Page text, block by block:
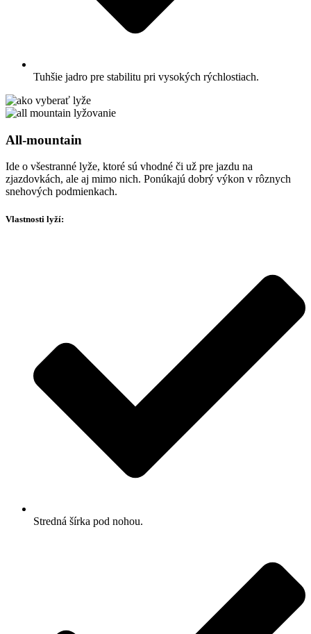
Tuhšie jadro pre stabilitu pri vysokých rýchlostiach.
All-mountain
Ide o všestranné lyže, ktoré sú vhodné či už pre jazdu na
zjazdovkách, ale aj mimo nich. Ponúkajú dobrý výkon v rôznych
snehových podmienkach.
Vlastnosti lyží:
Stredná šírka pod nohou.